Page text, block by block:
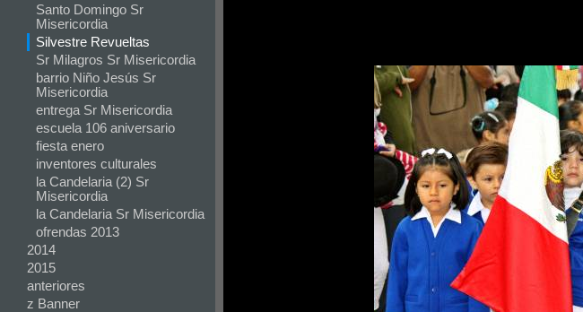
Santo Domingo Sr
Misericordia
Silvestre Revueltas
Sr Milagros Sr Misericordia
barrio Niño Jesús Sr
Misericordia
entrega Sr Misericordia
escuela 106 aniversario
fiesta enero
inventores culturales
la Candelaria (2) Sr
Misericordia
la Candelaria Sr Misericordia
ofrendas 2013
2014
2015
anteriores
z Banner